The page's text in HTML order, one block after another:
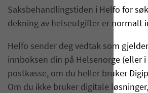
Saksbehandlingstiden i Helfo for
dekning av helseutgifter er normalt
Helfo sender deg vedtak som
innboksen din på Helsenorge (eller
postkasse, om du heller bruker
Om du ikke bruker digitale